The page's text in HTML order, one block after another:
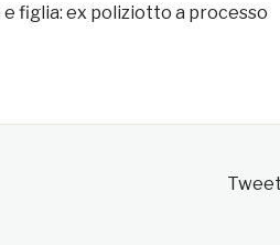
figlia: ex poliziotto a processo